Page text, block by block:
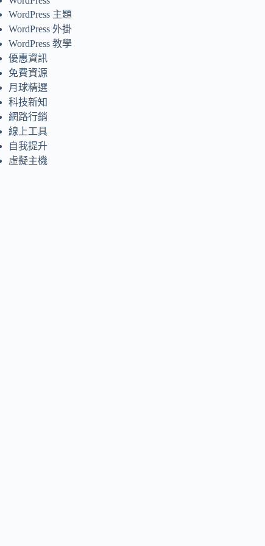
WordPress 主題
WordPress 外掛
WordPress 教學
優惠資訊
免費資源
月球精選
科技新知
網路行銷
線上工具
自我提升
虛擬主機